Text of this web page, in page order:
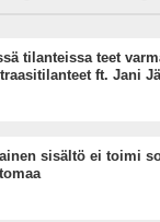
tilanteissa teet
ft. Jani
sisältö ei toimi